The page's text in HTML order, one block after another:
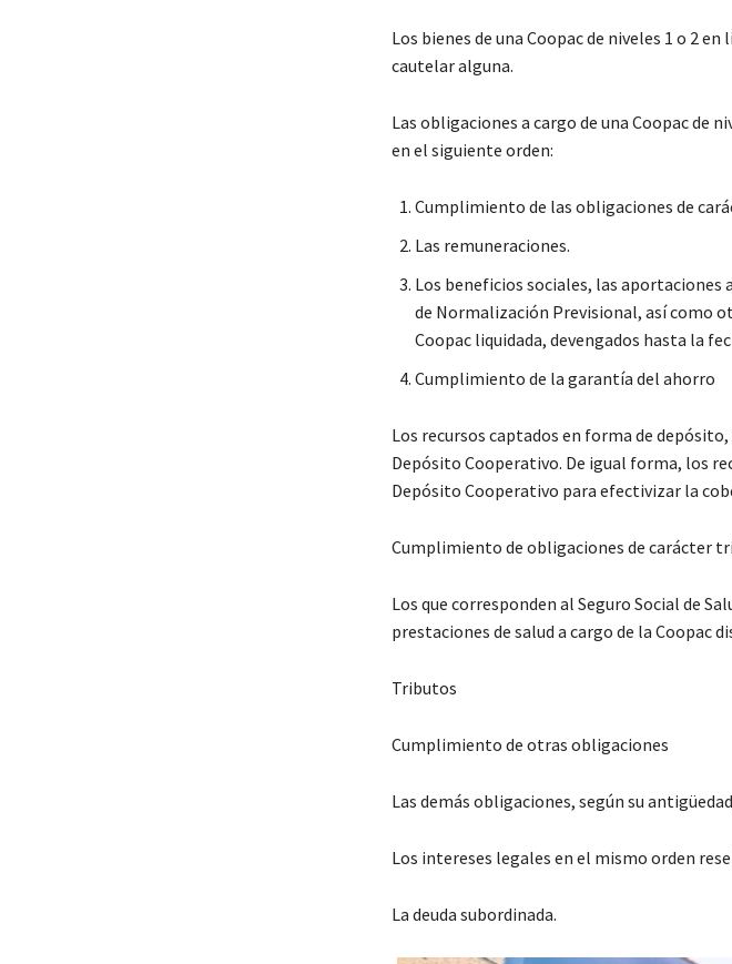
Los bienes de una Coopac de niveles 1 o 2
cautelar alguna.
Las obligaciones a cargo de una Coopac de
en el siguiente orden:
Cumplimiento de las obligaciones de
Las remuneraciones.
Los beneficios sociales, las aportaciones
de Normalización Previsional, así como
Coopac liquidada, devengados hasta la
Cumplimiento de la garantía del ahorro
Los recursos captados en forma de
Depósito Cooperativo. De igual forma, los
Depósito Cooperativo para efectivizar la
Cumplimiento de obligaciones de carácter
Los que corresponden al Seguro Social de
prestaciones de salud a cargo de la Coopac
Tributos
Cumplimiento de otras obligaciones
Las demás obligaciones, según su
Los intereses legales en el mismo orden
La deuda subordinada.